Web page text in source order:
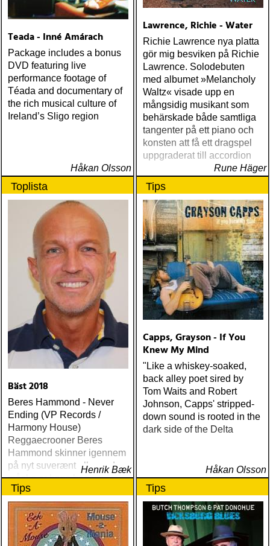
Teada - Inné Amárach
Package includes a bonus
DVD featuring live
performance footage of
Téada and documentary of
the rich musical culture of
Ireland’s Sligo region
Håkan Olsson
Lawrence, Richie - Water
Richie Lawrence nya platta
gör mig besviken på Richie
Lawrence. Solodebuten
med albumet »Melancholy
Waltz« visade upp en
mångsidig musikant som
behärskade både samtliga
tangenter på ett piano och
konsten att få ett dragspel
uppgraderat till accordion
Rune Häger
Toplista
Bäst 2018
Beres Hammond - Never
Ending (VP Records /
Harmony House)
Reggaecrooner Beres
Hammond skinner igennem
på nyt suverænt album, der
måske er hans bedste
gennem tiderne
Henrik Bæk
Tips
Capps, Grayson - If You
Knew My Mind
"Like a whiskey-soaked,
back alley poet sired by
Tom Waits and Robert
Johnson, Capps' stripped-
down sound is rooted in the
dark side of the Delta
Håkan Olsson
Tips Tips